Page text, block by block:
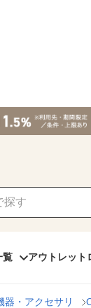
覧 アウトレット
器・アクセサリ